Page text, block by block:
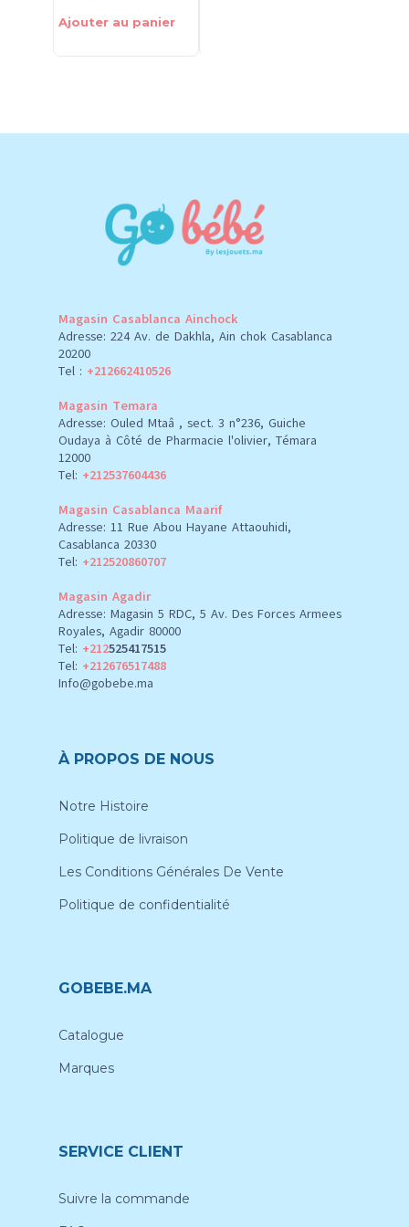
Ajouter au panier
Magasin Casablanca Ainchock
Adresse: 224 Av. de Dakhla, Ain chok Casablanca
20200
Tel : +212662410526
Magasin Temara
Adresse: Ouled Mtaâ , sect. 3 n°236, Guiche
Oudaya à Côté de Pharmacie l'olivier, Témara
12000
Tel: +212537604436
Magasin Casablanca Maarif
Adresse: 11 Rue Abou Hayane Attaouhidi,
Casablanca 20330
Tel: +212520860707
Magasin Agadir
Adresse: Magasin 5 RDC, 5 Av. Des Forces Armees
Royales, Agadir 80000
Tel: +212525417515
Tel: +212676517488
Info@gobebe.ma
À PROPOS DE NOUS
Notre Histoire
Politique de livraison
Les Conditions Générales De Vente
Politique de confidentialité
GOBEBE.MA
Catalogue
Marques
SERVICE CLIENT
Suivre la commande